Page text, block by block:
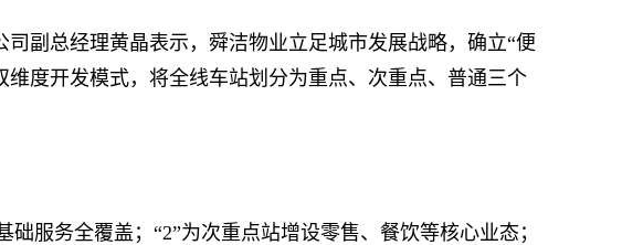
副总经理黄晶表示，舜洁物业立足城市发展战略，确立“便
度开发模式，将全线车站划分为重点、次重点、普通三个
服务全覆盖；“2”为次重点站增设零售、餐饮等核心业态；